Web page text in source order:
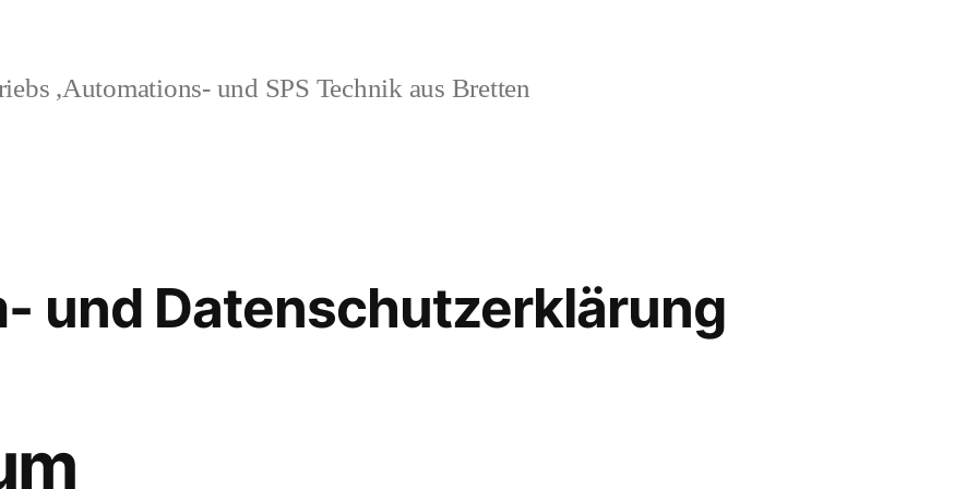
,Automations- und SPS Technik aus Bretten
und Datenschutzerklärung